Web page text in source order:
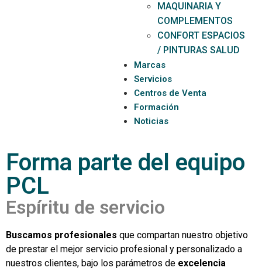
MAQUINARIA Y
COMPLEMENTOS
CONFORT ESPACIOS
/ PINTURAS SALUD
Marcas
Servicios
Centros de Venta
Formación
Noticias
Forma parte del equipo
PCL
Espíritu de servicio
Buscamos profesionales que compartan nuestro objetivo
de prestar el mejor servicio profesional y personalizado a
nuestros clientes, bajo los parámetros de excelencia